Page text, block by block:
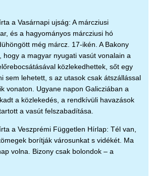
írta a Vasárnapi ujság: A márcziusi
és a hagyományos márcziusi hó
még márcz. 17-ikén. A Bakony
hogy a magyar nyugati vasút vonalain a
közlekedhettek, sőt egy
sem lehetett, s az utasok csak átszállással
vonaton. Ugyane napon Galicziában a
a közlekedés, a rendkívüli havazások
a vasút felszabadítása.
írta a Veszprémi Független Hírlap: Tél van,
borítják városunkat s vidékét. Ma
volna. Bizony csak bolondok – a